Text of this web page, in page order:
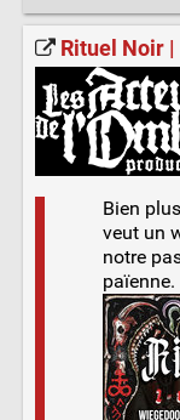
Rituel Noir
Bien
veut un
notre
païenne.